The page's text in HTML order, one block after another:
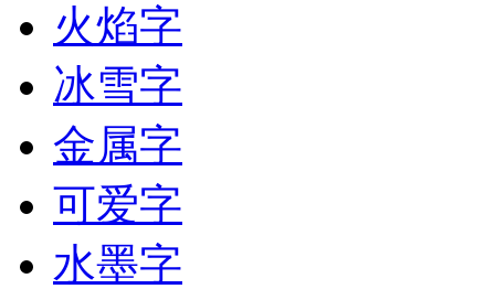
火焰字
冰雪字
金属字
可爱字
水墨字